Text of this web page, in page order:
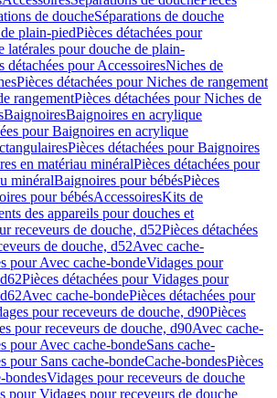
de doucheSéparations de douche
plain-piedPièces détachées pour
latérales pour douche de plain-
détachées pour AccessoiresNiches de
Pièces détachées pour Niches de rangement
rangementPièces détachées pour Niches de
BaignoiresBaignoires en acrylique
pour Baignoires en acrylique
Pièces détachées pour Baignoires
en matériau minéralPièces détachées pour
minéralBaignoires pour bébésPièces
pour bébésAccessoiresKits de
des appareils pour douches et
receveurs de douche, d52Pièces détachées
de douche, d52Avec cache-
pour Avec cache-bondeVidages pour
Pièces détachées pour Vidages pour
Avec cache-bondePièces détachées pour
pour receveurs de douche, d90Pièces
pour receveurs de douche, d90Avec cache-
pour Avec cache-bondeSans cache-
pour Sans cache-bondeCache-bondesPièces
bondesVidages pour receveurs de douche
pour Vidages pour receveurs de douche